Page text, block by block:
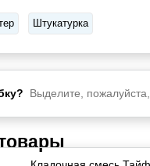
Штукатурка
Выделите,